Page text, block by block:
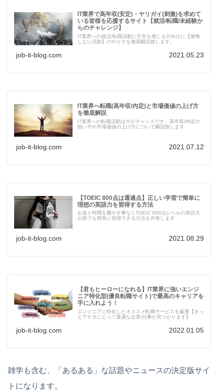
IT業界で高年収(安定)・ヤリガイ(刺激)を求めて
いる皆様を応援するサイト【就活/転職/未経験か
らのチャレンジ】
IT業界への就活/転職活動に不安を感じる方向けに【後悔
しない活動】のやり方を徹底解説致します。
job-it-blog.com 2021.05.23
IT業界へ転職(高年収/内定)と市場価値の上げ方
を徹底解説
IT業界への転職活動は今がチャンスです。高年収/内定の
狙い方や市場価値の上げ方について解説致します
job-it-blog.com 2021.07.12
【TOEIC 800点は通過点】正しい学習で簡単に
理想の英語力を習得する方法
お金と時間を費やす事なくTOEIC 800点レベルの英語力
が誰でも簡単に習得できる方法を共有します
job-it-blog.com 2021.08.29
【君もヒーローになれる】IT業界に強いエンジ
ニア特化型(優良転職サイト)で最高のキャリアを
手に入れよう！
エンジニアに特化したオススメ転職サービスを厳選【きっ
とアナタにとって最適な企業/仕事が見つかります】
job-it-blog.com 2022.01.05
雑学も含む、「あるある」な話題やニュースの決定版サイ
トになります。